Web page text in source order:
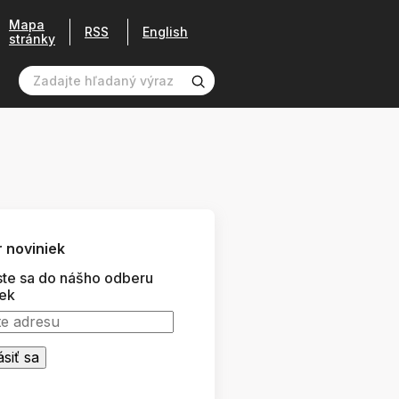
Mapa
stránky
RSS English
noviniek
sa do nášho odberu